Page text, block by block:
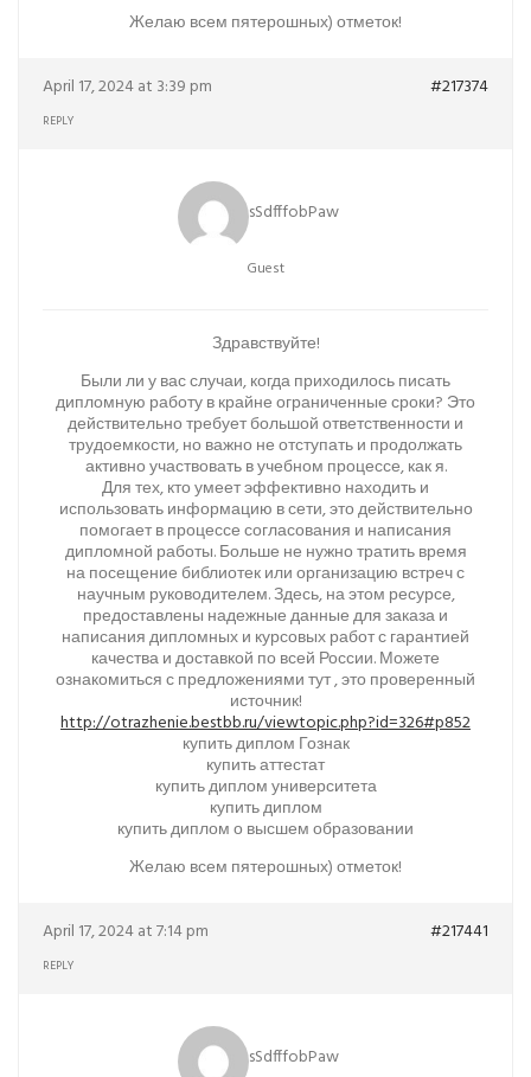
Желаю всем пятерошных) отметок!
April 17, 2024 at 3:39 pm #217374
REPLY
sSdfffobPaw
Guest
Здравствуйте!
Были ли у вас случаи, когда приходилось писать
дипломную работу в крайне ограниченные сроки? Это
действительно требует большой ответственности и
трудоемкости, но важно не отступать и продолжать
активно участвовать в учебном процессе, как я.
Для тех, кто умеет эффективно находить и
использовать информацию в сети, это действительно
помогает в процессе согласования и написания
дипломной работы. Больше не нужно тратить время
на посещение библиотек или организацию встреч с
научным руководителем. Здесь, на этом ресурсе,
предоставлены надежные данные для заказа и
написания дипломных и курсовых работ с гарантией
качества и доставкой по всей России. Можете
ознакомиться с предложениями тут , это проверенный
источник!
http://otrazhenie.bestbb.ru/viewtopic.php?id=326#p852
купить диплом Гознак
купить аттестат
купить диплом университета
купить диплом
купить диплом о высшем образовании
Желаю всем пятерошных) отметок!
April 17, 2024 at 7:14 pm #217441
REPLY
sSdfffobPaw